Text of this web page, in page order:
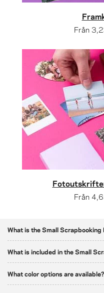
Från
Från
What is the Small Scrapbooking
What is included in the Small
What color options are available?